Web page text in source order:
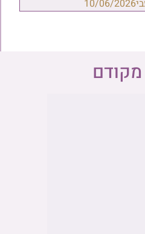
10/06/2026
מקודם